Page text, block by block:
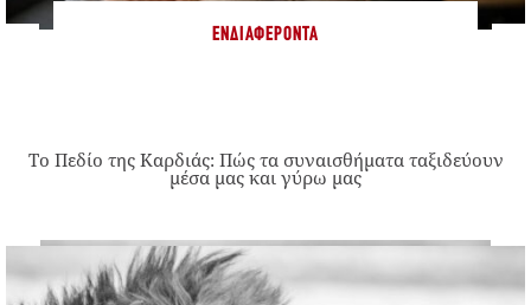
ΕΝΔΙΑΦΈΡΟΝΤΑ
Το Πεδίο της Καρδιάς: Πώς τα συναισθήματα ταξιδεύουν
μέσα μας και γύρω μας